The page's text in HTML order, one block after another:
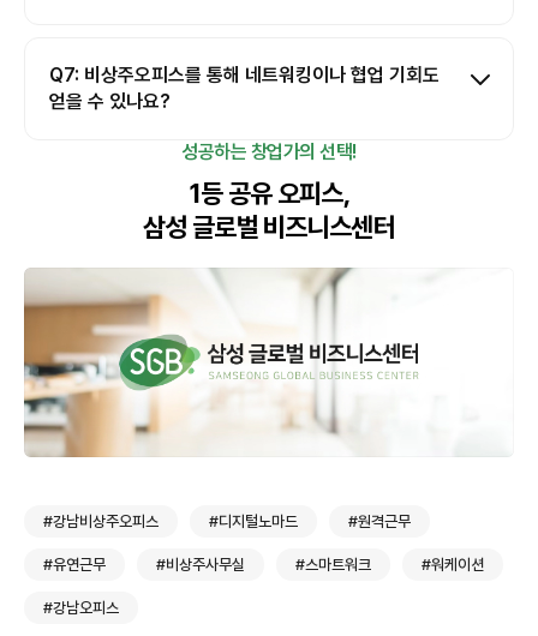
Q7: 비상주오피스를 통해 네트워킹이나 협업 기회도
얻을 수 있나요?
성공하는 창업가의 선택!
1등 공유 오피스,
삼성 글로벌 비즈니스센터
#강남비상주오피스 #디지털노마드 #원격근무
#유연근무 #비상주사무실 #스마트워크 #워케이션
#강남오피스